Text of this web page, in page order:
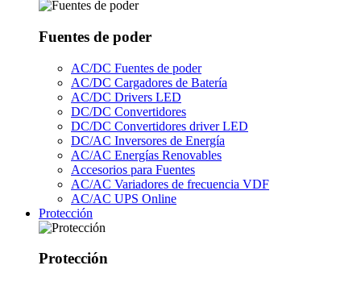
Fuentes de poder
AC/DC Fuentes de poder
AC/DC Cargadores de Batería
AC/DC Drivers LED
DC/DC Convertidores
DC/DC Convertidores driver LED
DC/AC Inversores de Energía
AC/AC Energías Renovables
Accesorios para Fuentes
AC/AC Variadores de frecuencia VDF
AC/AC UPS Online
Protección
Protección